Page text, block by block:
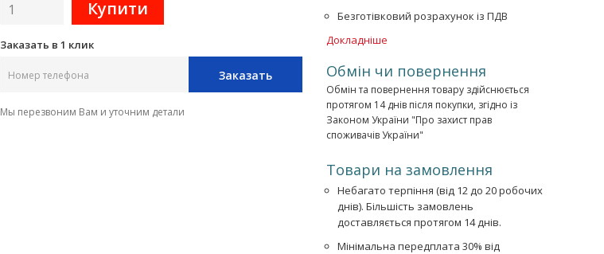
Заказать в 1 клик
Заказать
Мы перезвоним Вам и уточним детали
Безготівковий розрахунок із ПДВ
Докладніше
Обмін чи повернення
Обмін та повернення товару здійснюється
протягом 14 днів після покупки, згідно із
Законом України "Про захист прав
споживачів України"
Товари на замовлення
Небагато терпіння (від 12 до 20 робочих
днів). Більшість замовлень
доставляється протягом 14 днів.
Мінімальна передплата 30% від